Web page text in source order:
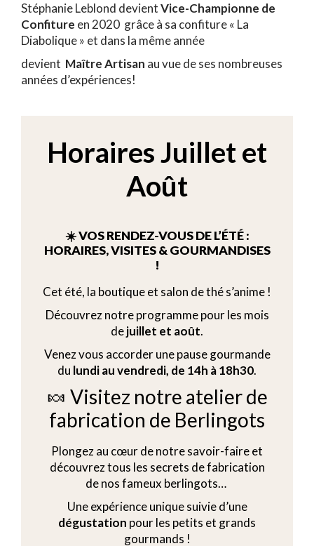
Stéphanie Leblond devientVice-Championne de
Confiture en 2020 grâce à sa confiture « La
Diabolique » et dans la même année
devient Maître Artisan au vue de ses nombreuses
années d’expériences!
Horaires Juillet et
Août
☀️ VOS RENDEZ-VOUS DE L’ÉTÉ :
HORAIRES, VISITES & GOURMANDISES
!
Cet été, la boutique et salon de thé s’anime !
Découvrez notre programme pour les mois
dejuillet et août.
Venez vous accorder une pause gourmande
du lundi au vendredi, de 14h à 18h30.
🍬 Visitez notre atelier de
fabrication de Berlingots
Plongez au cœur de notre savoir-faire et
découvrez tous les secrets de fabrication
de nos fameux berlingots…
Une expérience unique suivie d’une
dégustation pour les petits et grands
gourmands !